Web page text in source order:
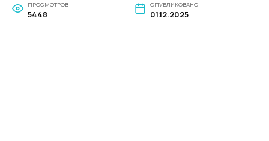
ПРОСМОТРОВ
5448
ОПУБЛИКОВАНО
01.12.2025